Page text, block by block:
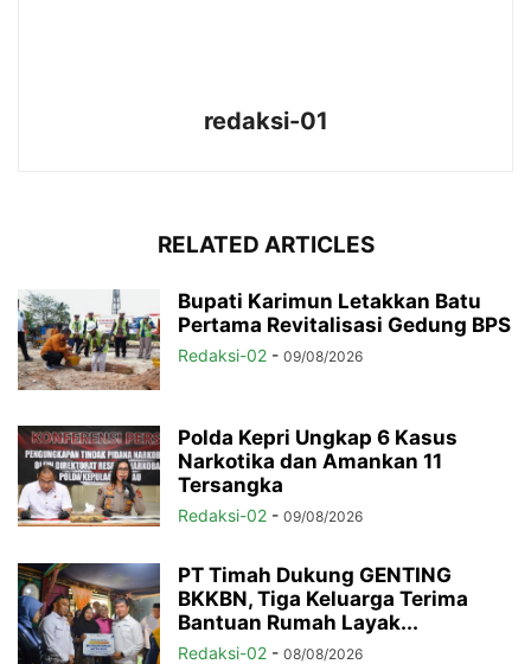
redaksi-01
RELATED ARTICLES
Bupati Karimun Letakkan Batu
Pertama Revitalisasi Gedung BPS
Redaksi-02 - 09/08/2026
Polda Kepri Ungkap 6 Kasus
Narkotika dan Amankan 11
Tersangka
Redaksi-02 - 09/08/2026
PT Timah Dukung GENTING
BKKBN, Tiga Keluarga Terima
Bantuan Rumah Layak...
Redaksi-02 - 08/08/2026